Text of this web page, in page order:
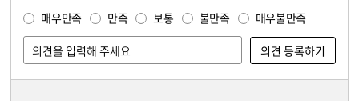
매우만족 만족 보통 불만족 매우불만족